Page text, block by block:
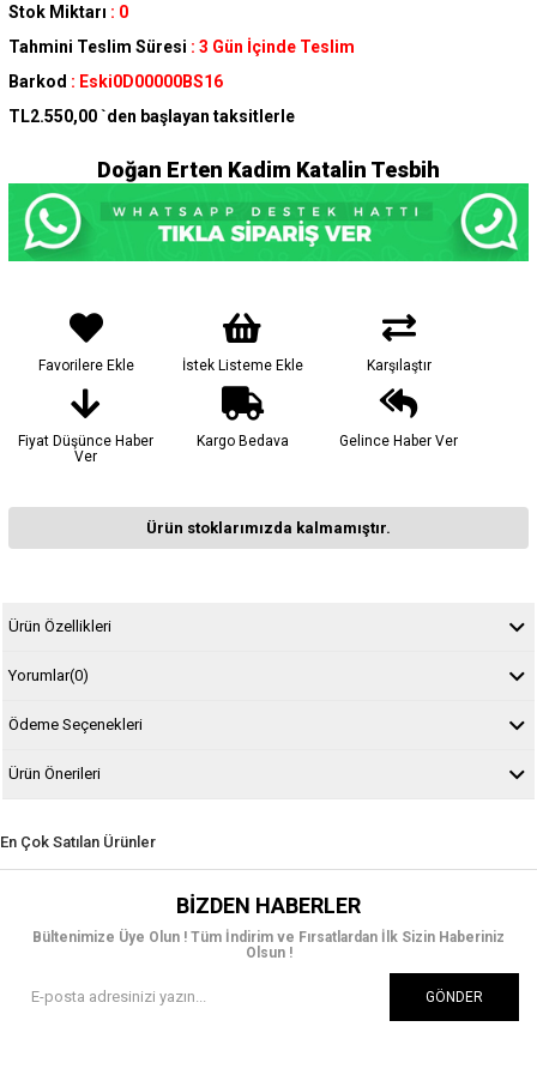
Stok Miktarı : 0
Tahmini Teslim Süresi : 3 Gün İçinde Teslim
Barkod : Eski0D00000BS16
TL2.550,00 `den başlayan taksitlerle
Doğan Erten Kadim Katalin Tesbih
Favorilere Ekle İstek Listeme Ekle Karşılaştır
Fiyat Düşünce Haber
Ver
Kargo Bedava Gelince Haber Ver
Ürün stoklarımızda kalmamıştır.
Ürün Özellikleri
Yorumlar(0)
Ödeme Seçenekleri
Ürün Önerileri
En Çok Satılan Ürünler
BIZDEN HABERLER
Bültenimize Üye Olun ! Tüm İndirim ve Fırsatlardan İlk Sizin Haberiniz
Olsun !
GÖNDER